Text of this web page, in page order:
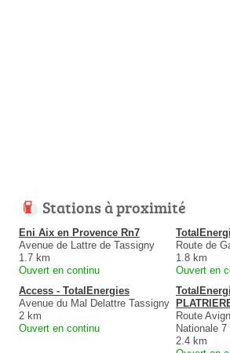
Stations à proximité
Eni Aix en Provence Rn7
Avenue de Lattre de Tassigny
1.7 km
Ouvert en continu
Route de
1.8 km
Ouvert en
Access - TotalEnergies
Avenue du Mal Delattre Tassigny
2 km
Ouvert en continu
Route
Nationale 7
2.4 km